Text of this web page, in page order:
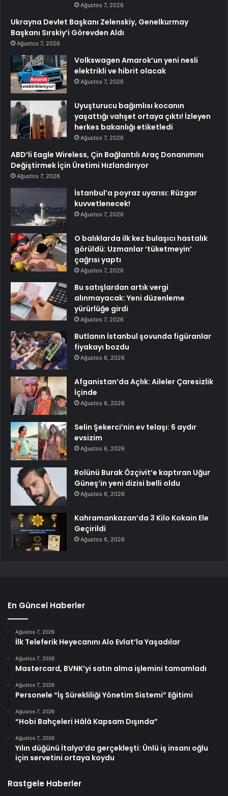
Ağustos 7, 2026
Ukrayna Devlet Başkanı Zelenskiy, Genelkurmay
Başkanı Sırskiy’i Görevden Aldı
Ağustos 7, 2026
Volkswagen Amarok’un yeni nesli
elektrikli ve hibrit olacak
Ağustos 7, 2026
Uyuşturucu bağımlısı kocanın
yaşattığı vahşet ortaya çıktı! İzleyen
herkes bakanlığı etiketledi
Ağustos 7, 2026
ABD’li Eagle Wireless, Çin Bağlantılı Araç Donanımını
Değiştirmek İçin Üretimi Hızlandırıyor
Ağustos 7, 2026
İstanbul’a poyraz uyarısı: Rüzgar
kuvvetlenecek!
Ağustos 7, 2026
O balıklarda ilk kez bulaşıcı hastalık
görüldü: Uzmanlar ‘tüketmeyin’
çağrısı yaptı
Ağustos 7, 2026
Bu satışlardan artık vergi
alınmayacak: Yeni düzenleme
yürürlüğe girdi
Ağustos 7, 2026
Butlanın İstanbul şovunda figüranlar
fiyakayı bozdu
Ağustos 6, 2026
Afganistan’da Açlık: Aileler Çaresizlik
İçinde
Ağustos 6, 2026
Selin Şekerci’nin ev telaşı: 6 aydır
evsizim
Ağustos 6, 2026
Rolünü Burak Özçivit’e kaptıran Uğur
Güneş’in yeni dizisi belli oldu
Ağustos 6, 2026
Kahramankazan’da 3 Kilo Kokain Ele
Geçirildi
Ağustos 6, 2026
En Güncel Haberler
Ağustos 7, 2026
İlk Teleferik Heyecanını Alo Evlat’la Yaşadılar
Ağustos 7, 2026
Mastercard, BVNK’yi satın alma işlemini tamamladı
Ağustos 7, 2026
Personele “İş Sürekliliği Yönetim Sistemi” Eğitimi
Ağustos 7, 2026
“Hobi Bahçeleri Hâlâ Kapsam Dışında”
Ağustos 7, 2026
Yılın düğünü İtalya’da gerçekleşti: Ünlü iş insanı oğlu
için servetini ortaya koydu
Rastgele Haberler